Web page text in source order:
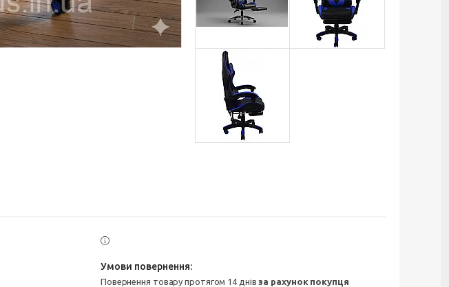
повернення товару протягом 14 днівза рахунок покупця